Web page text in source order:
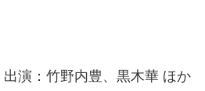
演：竹野内豊、黒木華 ほか